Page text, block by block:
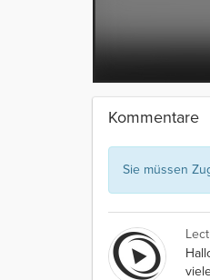
Kommentare
Sie müssen